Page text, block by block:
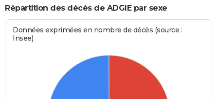
Répartition des décès de ADGIE par sexe
Données exprimées en nombre de décès (source :
Insee)